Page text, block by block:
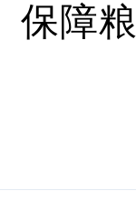
保障